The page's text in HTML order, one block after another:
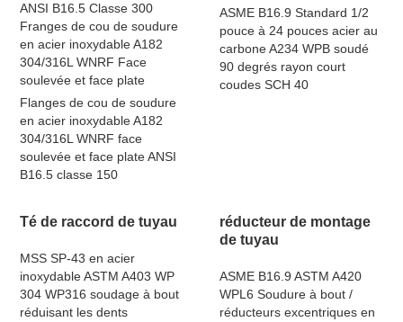
ANSI B16.5 Classe 300
Franges de cou de soudure
en acier inoxydable A182
304/316L WNRF Face
soulevée et face plate
Flanges de cou de soudure
en acier inoxydable A182
304/316L WNRF face
soulevée et face plate ANSI
B16.5 classe 150
ASME B16.9 Standard 1/2
pouce à 24 pouces acier au
carbone A234 WPB soudé
90 degrés rayon court
coudes SCH 40
Té de raccord de tuyau
MSS SP-43 en acier
inoxydable ASTM A403 WP
304 WP316 soudage à bout
réduisant les dents
réducteur de montage
de tuyau
ASME B16.9 ASTM A420
WPL6 Soudure à bout /
réducteurs excentriques en